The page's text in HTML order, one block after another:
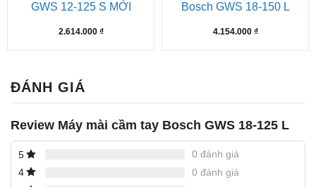
GWS 12-125 S MỚI
2.614.000 ₫
Bosch GWS 18-150 L
4.154.000 ₫
ĐÁNH GIÁ
Review Máy mài cầm tay Bosch GWS 18-125 L
5
0 đánh giá
4
0 đánh giá